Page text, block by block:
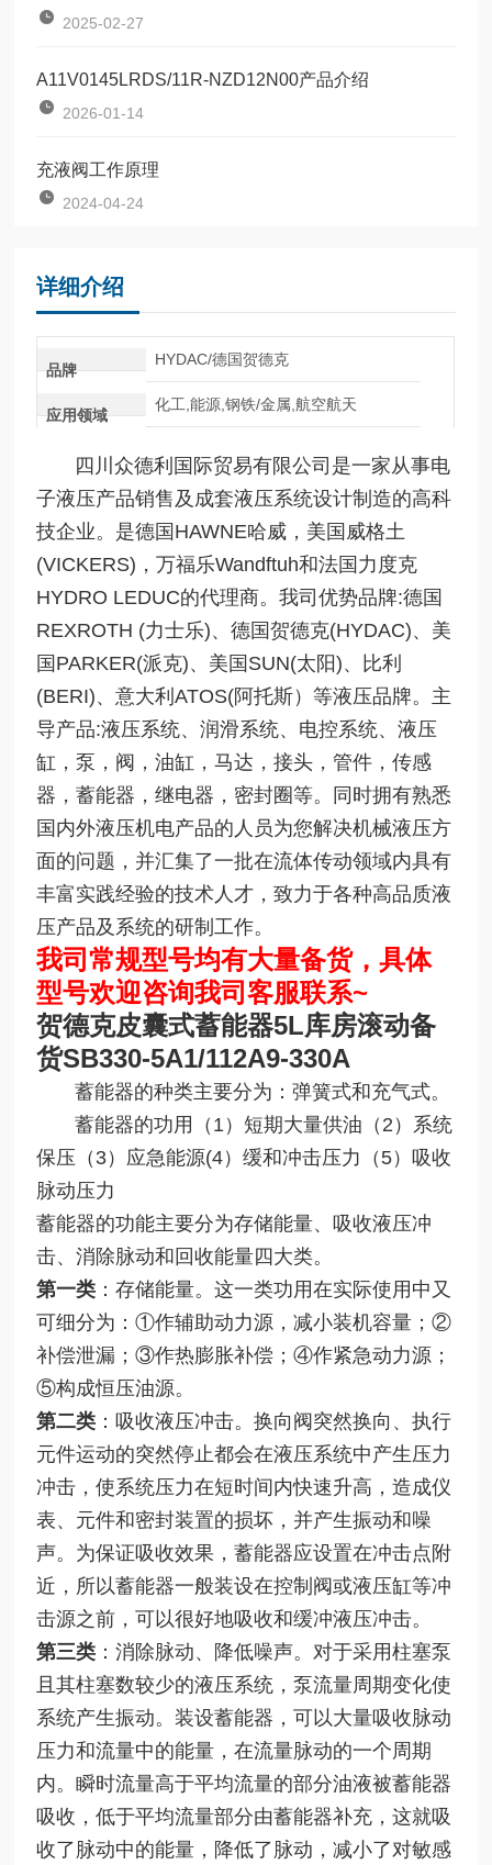
2025-02-27
A11V0145LRDS/11R-NZD12N00产品介绍
2026-01-14
充液阀工作原理
2024-04-24
详细介绍
品牌
HYDAC/德国贺德克
应用领域
化工,能源,钢铁/金属,航空航天
四川众德利国际贸易有限公司是一家从事电
子液压产品销售及成套液压系统设计制造的高科
技企业。是德国HAWNE哈威，美国威格土
(VICKERS)，万福乐Wandftuh和法国力度克
HYDRO LEDUC的代理商。我司优势品牌:德国
REXROTH (力士乐)、德国贺德克(HYDAC)、美
国PARKER(派克)、美国SUN(太阳)、比利
(BERI)、意大利ATOS(阿托斯）等液压品牌。主
导产品:液压系统、润滑系统、电控系统、液压
缸，泵，阀，油缸，马达，接头，管件，传感
器，蓄能器，继电器，密封圈等。同时拥有熟悉
国内外液压机电产品的人员为您解决机械液压方
面的问题，并汇集了一批在流体传动领域内具有
丰富实践经验的技术人才，致力于各种高品质液
压产品及系统的研制工作。
我司常规型号均有大量备货，具体
型号欢迎咨询我司客服联系~
贺德克皮囊式蓄能器5L库房滚动备
货SB330-5A1/112A9-330A
蓄能器的种类主要分为：弹簧式和充气式。
蓄能器的功用（1）短期大量供油（2）系统
保压（3）应急能源(4）缓和冲击压力（5）吸收
脉动压力
蓄能器的功能主要分为存储能量、吸收液压冲
击、消除脉动和回收能量四大类。
第一类 ：存储能量。这一类功用在实际使用中又
可细分为：①作辅助动力源，减小装机容量；②
补偿泄漏；③作热膨胀补偿；④作紧急动力源；
⑤构成恒压油源。
第二类 ：吸收液压冲击。换向阀突然换向、执行
元件运动的突然停止都会在液压系统中产生压力
冲击，使系统压力在短时间内快速升高，造成仪
表、元件和密封装置的损坏，并产生振动和噪
声。为保证吸收效果，蓄能器应设置在冲击点附
近，所以蓄能器一般装设在控制阀或液压缸等冲
击源之前，可以很好地吸收和缓冲液压冲击。
第三类 ：消除脉动、降低噪声。对于采用柱塞泵
且其柱塞数较少的液压系统，泵流量周期变化使
系统产生振动。装设蓄能器，可以大量吸收脉动
压力和流量中的能量，在流量脉动的一个周期
内。瞬时流量高于平均流量的部分油液被蓄能器
吸收，低于平均流量部分由蓄能器补充，这就吸
收了脉动中的能量，降低了脉动，减小了对敏感